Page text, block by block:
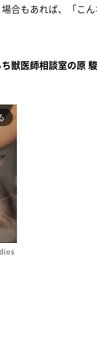
合もあれば、「こん
獣医師相談室の原 駿